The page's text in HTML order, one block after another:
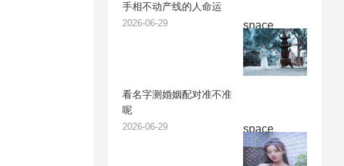
space
手相不动产线的人命运
2026-06-29
space
看名字测婚姻配对准不准
呢
2026-06-29